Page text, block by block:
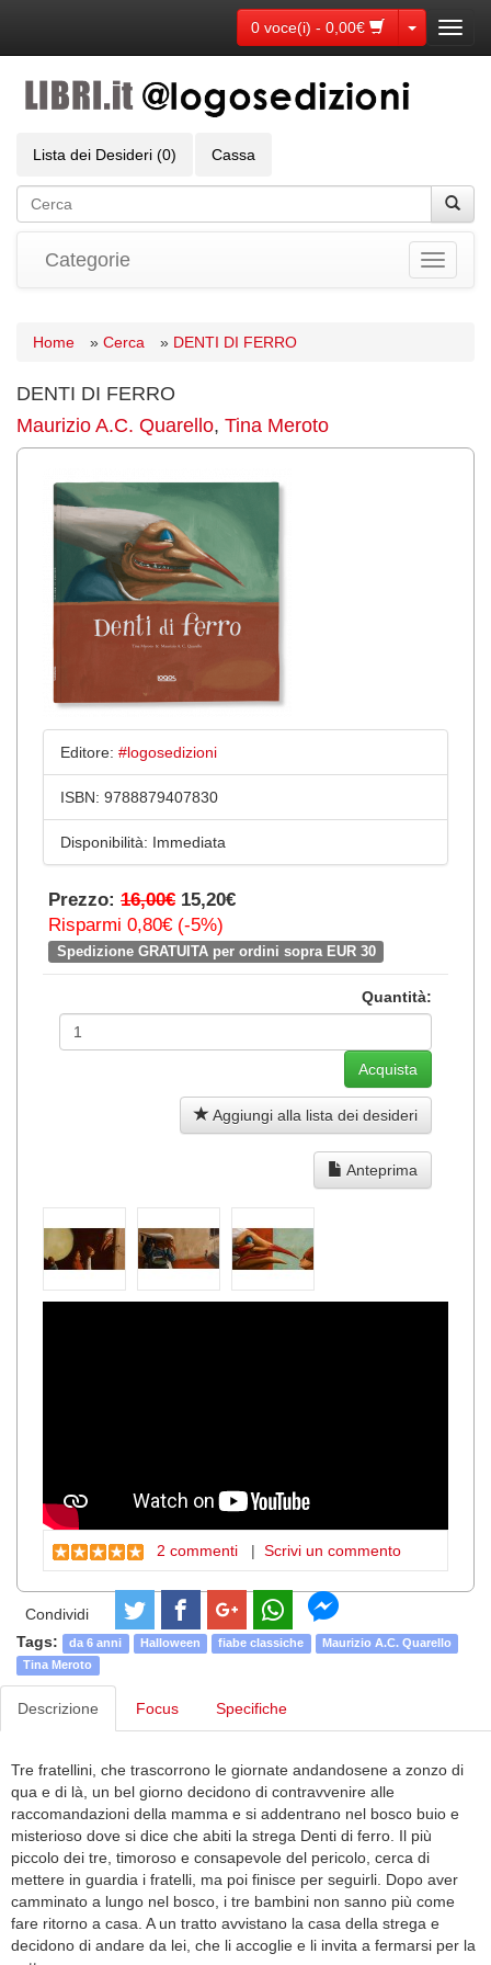
0 voce(i) - 0,00€ Toggle
Lista dei Desideri (0) Cassa
Toggle
Categorie
Home » Cerca » DENTI DI FERRO
DENTI DI FERRO
Maurizio A.C. Quarello, Tina Meroto
Editore: #logosedizioni
ISBN: 9788879407830
Disponibilità: Immediata
Prezzo: 16,00€ 15,20€
Risparmi 0,80€ (-5%)
Spedizione GRATUITA per ordini sopra EUR 30
Quantità:
Aggiungi alla lista dei desideri
Anteprima
2 commenti | Scrivi un commento
Condividi
Tags:
da 6 anni Halloween fiabe classiche
Maurizio A.C. Quarello
Tina Meroto
Descrizione Focus Specifiche
Tre fratellini, che trascorrono le giornate andandosene a zonzo di
qua e di là, un bel giorno decidono di contravvenire alle
raccomandazioni della mamma e si addentrano nel bosco buio e
misterioso dove si dice che abiti la strega Denti di ferro. Il più
piccolo dei tre, timoroso e consapevole del pericolo, cerca di
mettere in guardia i fratelli, ma poi finisce per seguirli. Dopo aver
camminato a lungo nel bosco, i tre bambini non sanno più come
fare ritorno a casa. A un tratto avvistano la casa della strega e
decidono di andare da lei, che li accoglie e li invita a fermarsi per la